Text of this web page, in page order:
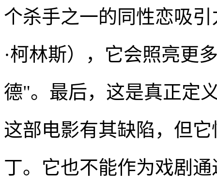
个杀手之一的同性恋吸
·柯林斯），它会照亮更
德"。最后，这是真正定
这部电影有其缺陷，但
丁。它也不能作为戏剧